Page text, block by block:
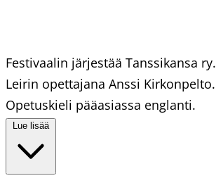
Festivaalin järjestää Tanssikansa ry.
Leirin opettajana Anssi Kirkonpelto.
Opetuskieli pääasiassa englanti.
Lue lisää